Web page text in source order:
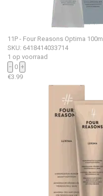
11P - Four Reasons Optima 100ml
SKU: 6418414033714
1 op voorraad
− 0 +
€3.99